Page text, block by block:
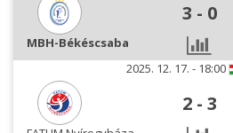
3 - 0
MBH-Békéscsaba
2025. 12. 17. - 18:00
2 - 3